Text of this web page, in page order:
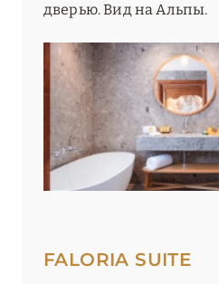
дверью. Вид на Альпы.
FALORIA SUITE